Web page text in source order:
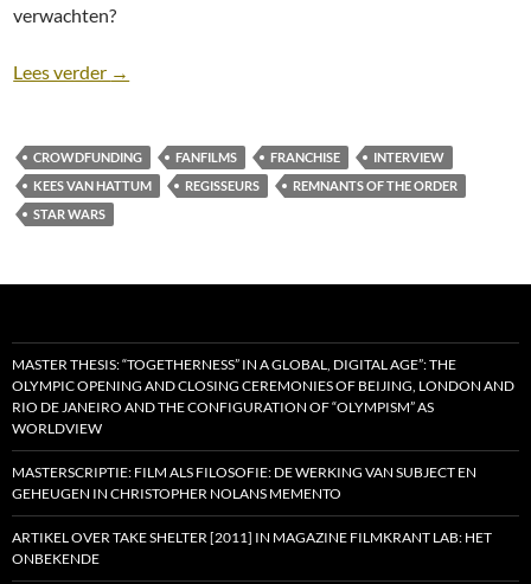
verwachten?
Lees verder Remnants of the Order: een Stars Wars-fanfilm
→
CROWDFUNDING FANFILMS FRANCHISE
INTERVIEW
KEES VAN HATTUM
REGISSEURS
REMNANTS OF THE ORDER
STAR WARS
MASTER THESIS: “TOGETHERNESS” IN A GLOBAL, DIGITAL AGE”: THE
OLYMPIC OPENING AND CLOSING CEREMONIES OF BEIJING, LONDON AND
RIO DE JANEIRO AND THE CONFIGURATION OF “OLYMPISM” AS
WORLDVIEW
MASTERSCRIPTIE: FILM ALS FILOSOFIE: DE WERKING VAN SUBJECT EN
GEHEUGEN IN CHRISTOPHER NOLANS MEMENTO
ARTIKEL OVER TAKE SHELTER [2011] IN MAGAZINE FILMKRANT LAB: HET
ONBEKENDE